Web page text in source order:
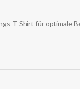
T-Shirt für optimale